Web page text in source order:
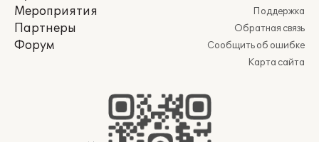
Мероприятия
Партнеры
Форум
Поддержка
Обратная связь
Сообщить об ошибке
Карта сайта